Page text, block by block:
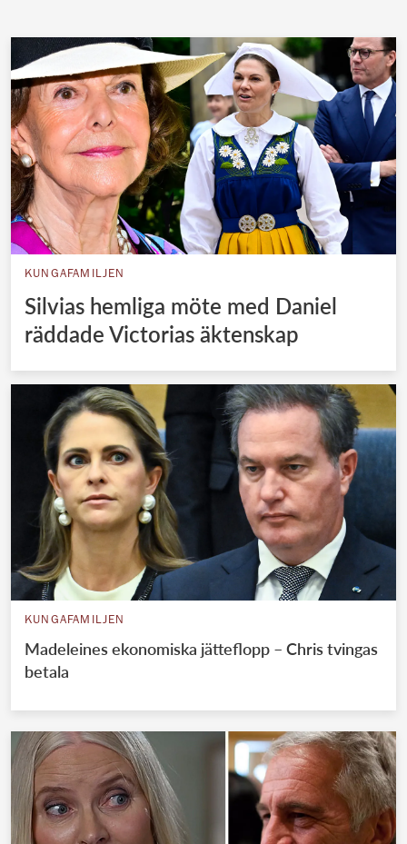
KUNGAFAMILJEN
Silvias hemliga möte med Daniel
räddade Victorias äktenskap
KUNGAFAMILJEN
Madeleines ekonomiska jätteflopp – Chris tvingas
betala